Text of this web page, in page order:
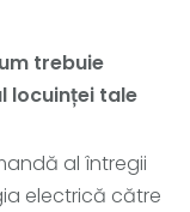
trebuie
locuinței tale
al întregii
electrică către